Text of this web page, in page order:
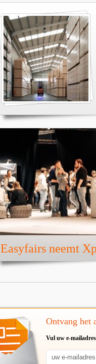
Easyfairs neemt
Ontvang het
Vul uw e-